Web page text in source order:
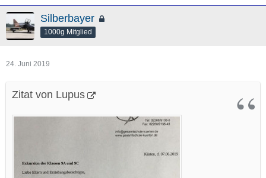
Silberbayer
1000g Mitglied
24. Juni 2019
Zitat von Lupus